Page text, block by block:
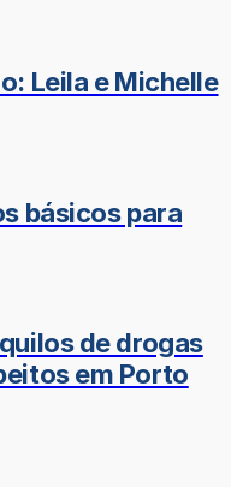
Leila e Michelle
básicos para
de drogas
em Porto